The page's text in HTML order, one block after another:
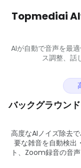
Topmediai AI
AIが自動で音声を最
ス調整、話
バックグラウン
高度なAIノイズ除去
要な雑音を自動検出
ト、Zoom録音の音